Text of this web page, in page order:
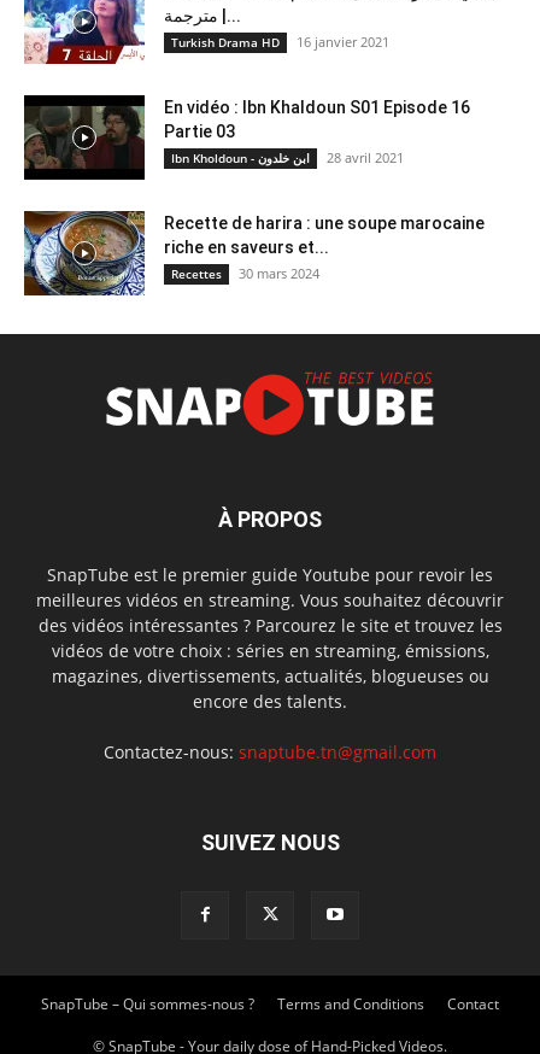
مترجمة |...
Turkish Drama HD 16 janvier 2021
En vidéo : Ibn Khaldoun S01 Episode 16
Partie 03
Ibn Kholdoun - ابن خلدون 28 avril 2021
Recette de harira : une soupe marocaine
riche en saveurs et...
Recettes 30 mars 2024
À PROPOS
SnapTube est le premier guide Youtube pour revoir les
meilleures vidéos en streaming. Vous souhaitez découvrir
des vidéos intéressantes ? Parcourez le site et trouvez les
vidéos de votre choix : séries en streaming, émissions,
magazines, divertissements, actualités, blogueuses ou
encore des talents.
Contactez-nous: snaptube.tn@gmail.com
SUIVEZ NOUS
SnapTube – Qui sommes-nous ? Terms and Conditions Contact
© SnapTube - Your daily dose of Hand-Picked Videos.